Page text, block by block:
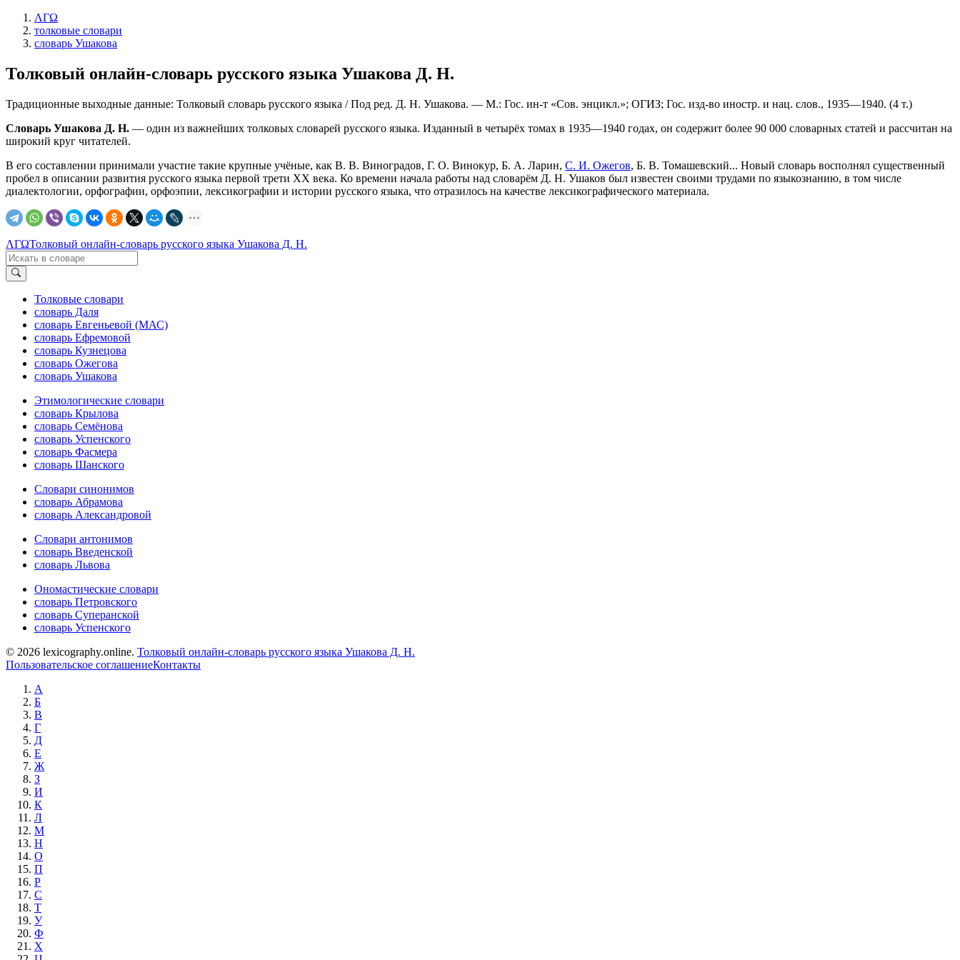
ΛΓΩ
толковые словари
словарь Ушакова
Толковый онлайн-словарь русского языка Ушакова Д. Н.
Традиционные выходные данные: Толковый словарь русского языка / Под ред. Д. Н. Ушакова. — М.: Гос. ин-т «Сов. энцикл.»; ОГИЗ; Гос. изд-во иностр. и нац. слов., 1935—1940. (4 т.)
Словарь Ушакова Д. Н. — один из важнейших толковых словарей русского языка. Изданный в четырёх томах в 1935—1940 годах, он содержит более 90 000 словарных статей и рассчитан на
широкий круг читателей.
В его составлении принимали участие такие крупные учёные, как В. В. Виноградов, Г. О. Винокур, Б. А. Ларин, С. И. Ожегов, Б. В. Томашевский... Новый словарь восполнял существенный
пробел в описании развития русского языка первой трети XX века. Ко времени начала работы над словарём Д. Н. Ушаков был известен своими трудами по языкознанию, в том числе
диалектологии, орфографии, орфоэпии, лексикографии и истории русского языка, что отразилось на качестве лексикографического материала.
ΛΓΩТолковый онлайн-словарь русского языка Ушакова Д. Н.
Толковые словари
словарь Даля
словарь Евгеньевой (МАС)
словарь Ефремовой
словарь Кузнецова
словарь Ожегова
словарь Ушакова
Этимологические словари
словарь Крылова
словарь Семёнова
словарь Успенского
словарь Фасмера
словарь Шанского
Словари синонимов
словарь Абрамова
словарь Александровой
Словари антонимов
словарь Введенской
словарь Львова
Ономастические словари
словарь Петровского
словарь Суперанской
словарь Успенского
© 2026 lexicography.online. Толковый онлайн-словарь русского языка Ушакова Д. Н.
Пользовательское соглашениеКонтакты
А
Б
В
Г
Д
Е
Ж
З
И
К
Л
М
Н
О
П
Р
С
Т
У
Ф
Х